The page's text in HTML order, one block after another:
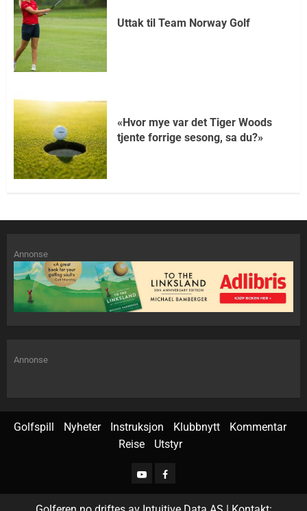
Uttak til Team Norway Golf
«Hvor mye var det Tiger Woods
tjente forrige sesong, sa du?»
Annonse
Annonse
Golfspill Nyheter Instruksjon Klubbnytt
Kommentar
Reise
Utstyr